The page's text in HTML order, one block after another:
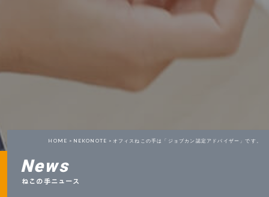
HOME > NEKONOTE > オフィスねこの手は「ジョブカン認定アドバイザー」です。
News
ねこの手ニュース